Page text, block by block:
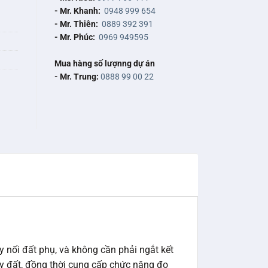
- Mr. Khanh: 0948 999 654
- Mr. Thiên: 0889 392 391
- Mr. Phúc: 0969 949595
Mua hàng số lượnng dự án
- Mr. Trung: 0888 99 00 22
đất phụ, và không cần phải ngắt kết
đất, đồng thời cung cấp chức năng đo